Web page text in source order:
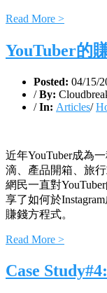
Read More >
YouTuber的
Posted: 04/15/
/ By:
/ In: Articles/
近年YouTuber成為
滴、產品開箱、旅
網民一直對
享了如何於
賺錢方程式。
Read More >
Case